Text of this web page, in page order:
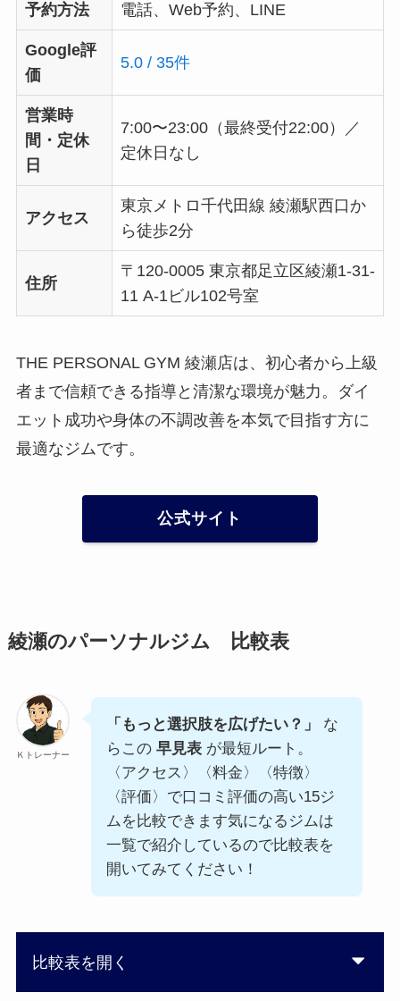
予約方法 電話、Web予約、LINE
Google評
価
5.0 / 35件
営業時
間・定休
日
7:00〜23:00（最終受付22:00）／
定休日なし
アクセス
東京メトロ千代田線 綾瀬駅西口か
ら徒歩2分
住所
〒120-0005 東京都足立区綾瀬1-31-
11 A-1ビル102号室
THE PERSONAL GYM 綾瀬店は、初心者から上級
者まで信頼できる指導と清潔な環境が魅力。ダイ
エット成功や身体の不調改善を本気で目指す方に
最適なジムです。
公式サイト
綾瀬のパーソナルジム 比較表
Ｋトレーナー
「もっと選択肢を広げたい？」
な
らこの 早見表が最短ルート。
〈アクセス〉〈料金〉〈特徴〉
〈評価〉で口コミ評価の高い15ジ
ムを比較できます気になるジムは
一覧で紹介しているので比較表を
開いてみてください！
比較表を開く